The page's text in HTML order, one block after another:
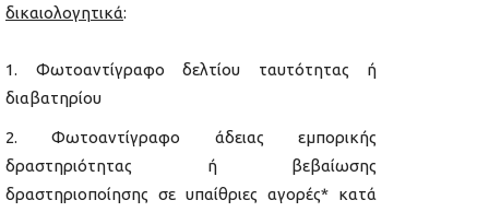
δικαιολογητικά:
Φωτοαντίγραφο δελτίου ταυτότητας ή
διαβατηρίου
Φωτοαντίγραφο άδειας εμπορικής
δραστηριότητας ή βεβαίωσης
δραστηριοποίησης σε υπαίθριες αγορές* κατά